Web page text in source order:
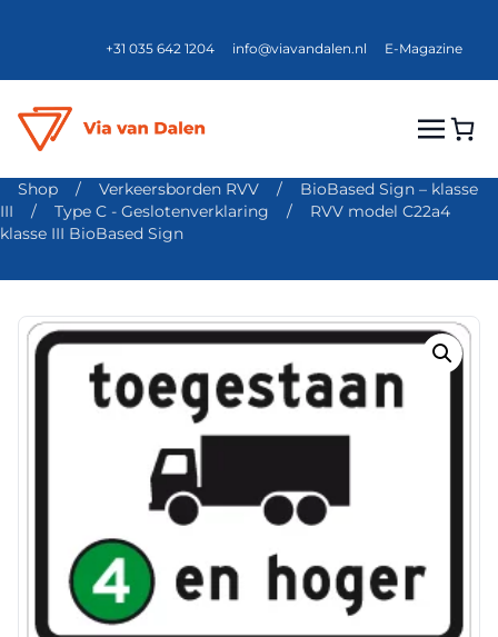
+31 035 642 1204 info@viavandalen.nl E-Magazine
Shop / Verkeersborden RVV /
BioBased Sign – klasse
III
/ Type C - Geslotenverklaring /
RVV model C22a4
klasse III BioBased Sign